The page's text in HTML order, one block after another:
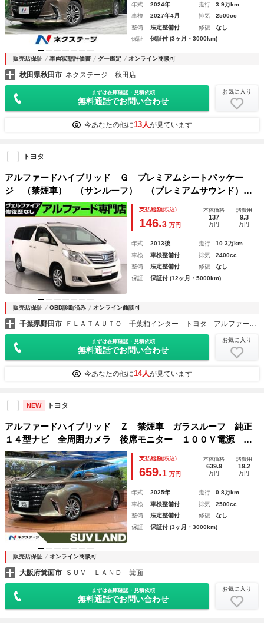
年式 2024年 走行
3.9万km
車検
2027年4月 排気
2500cc
整備
法定整備付 修復
なし
保証
保証付 (3ヶ月・3000km)
販売店保証 車両状態評価書 グー鑑定 オンライン商談可
秋田県秋田市 ネクステージ 秋田店
まずは在庫確認・見積依頼
無料通話でお問い合わせ
お気に入り
今あなたの他に13人が見ています
トヨタ
アルファードハイブリッド Ｇ プレミアムシートパッケー
ジ （禁煙車） （サンルーフ） （プレミアムサウンド）
リアエンターシステム 本革電動エアシート フルセグ シー
トメモリ＆ヒーター ＥＴＣ バックカメラ Ｂｌｕｅｔｏｏ
ｔｈ 両側電動スライドドア クルコン
支払総額(税込)
146.3 万円
本体価格
137
万円
諸費用
9.3
万円
年式 2013後 走行
10.3万km
車検
車検整備付 排気
2400cc
整備
法定整備付 修復
なし
保証
保証付 (12ヶ月・5000km)
販売店保証 OBD診断済み オンライン商談可
千葉県野田市
まずは在庫確認・見積依頼
無料通話でお問い合わせ
お気に入り
今あなたの他に14人が見ています
NEW トヨタ
アルファードハイブリッド Ｚ 禁煙車 ガラスルーフ 純正
１４型ナビ 全周囲カメラ 後席モニター １００Ｖ電源 デ
ジタルインナーミラー ブラインドスポットモニター シート
ヒーター シートベンチレーション メモリー付きパワーシー
ト
支払総額(税込)
659.1 万円
本体価格
639.9
万円
諸費用
19.2
万円
年式 2025年 走行
0.8万km
車検
車検整備付 排気
2500cc
整備
法定整備付 修復
なし
保証
保証付 (3ヶ月・3000km)
販売店保証 オンライン商談可
大阪府箕面市 ＳＵＶ ＬＡＮＤ 箕面
まずは在庫確認・見積依頼
無料通話でお問い合わせ
お気に入り